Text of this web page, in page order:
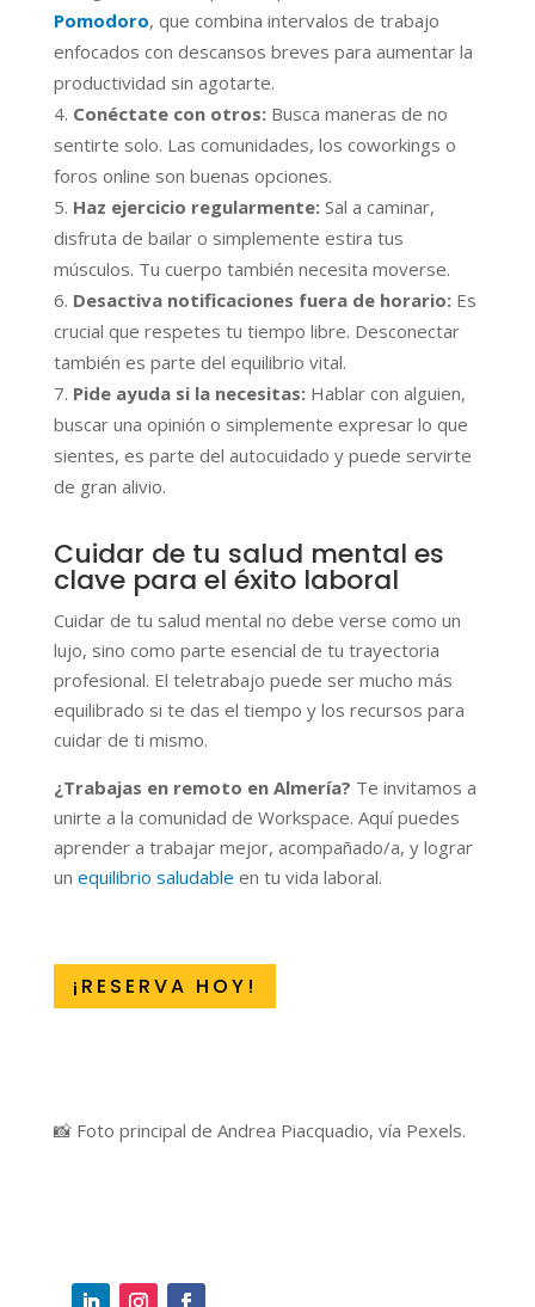
Pomodoro, que combina intervalos de trabajo
enfocados con descansos breves para aumentar la
productividad sin agotarte.
Conéctate con otros:Busca maneras de no
sentirte solo. Las comunidades, los coworkings o
foros online son buenas opciones.
Haz ejercicio regularmente:Sal a caminar,
disfruta de bailar o simplemente estira tus
músculos. Tu cuerpo también necesita moverse.
Desactiva notificaciones fuera de horario:Es
crucial que respetes tu tiempo libre. Desconectar
también es parte del equilibrio vital.
Pide ayuda si la necesitas:Hablar con alguien,
buscar una opinión o simplemente expresar lo que
sientes, es parte del autocuidado y puede servirte
de gran alivio.
Cuidar de tu salud mental es
clave para el éxito laboral
Cuidar de tu salud mental no debe verse como un
lujo, sino como parte esencial de tu trayectoria
profesional. El teletrabajo puede ser mucho más
equilibrado si te das el tiempo y los recursos para
cuidar de ti mismo.
¿Trabajas en remoto en Almería? Te invitamos a
unirte a la comunidad de Workspace. Aquí puedes
aprender a trabajar mejor, acompañado/a, y lograr
un equilibrio saludable en tu vida laboral.
¡RESERVA HOY!
📸 Foto principal de Andrea Piacquadio, vía Pexels.